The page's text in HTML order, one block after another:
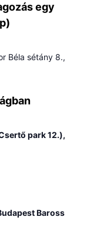
egy
Béla sétány 8.,
park 12.),
Baross